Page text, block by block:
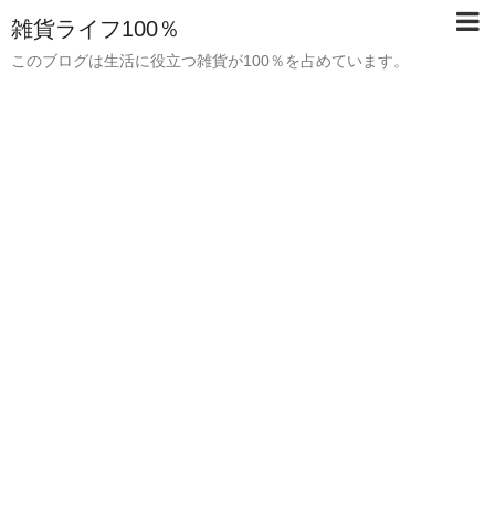
雑貨ライフ100％
このブログは生活に役立つ雑貨が100％を占めています。